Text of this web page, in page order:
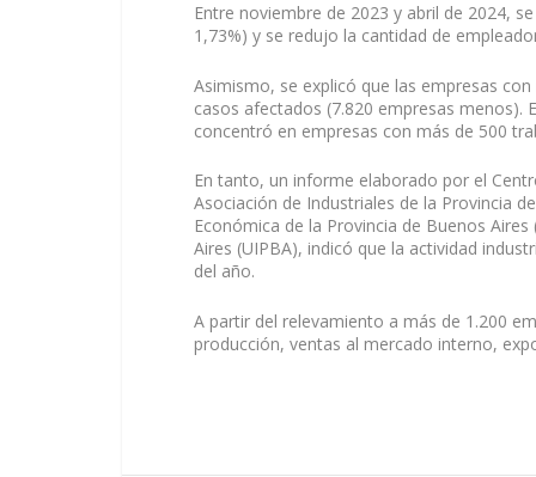
Entre noviembre de 2023 y abril de 2024,
1,73%) y se redujo la cantidad de
Asimismo, se explicó que las empresas
casos afectados (7.820 empresas menos).
concentró en empresas con más de 500
En tanto, un informe elaborado por el
Asociación de Industriales de la Provincia
Económica de la Provincia de Buenos
Aires (UIPBA), indicó que la actividad
del año.
A partir del relevamiento a más de 1.200
producción, ventas al mercado interno,